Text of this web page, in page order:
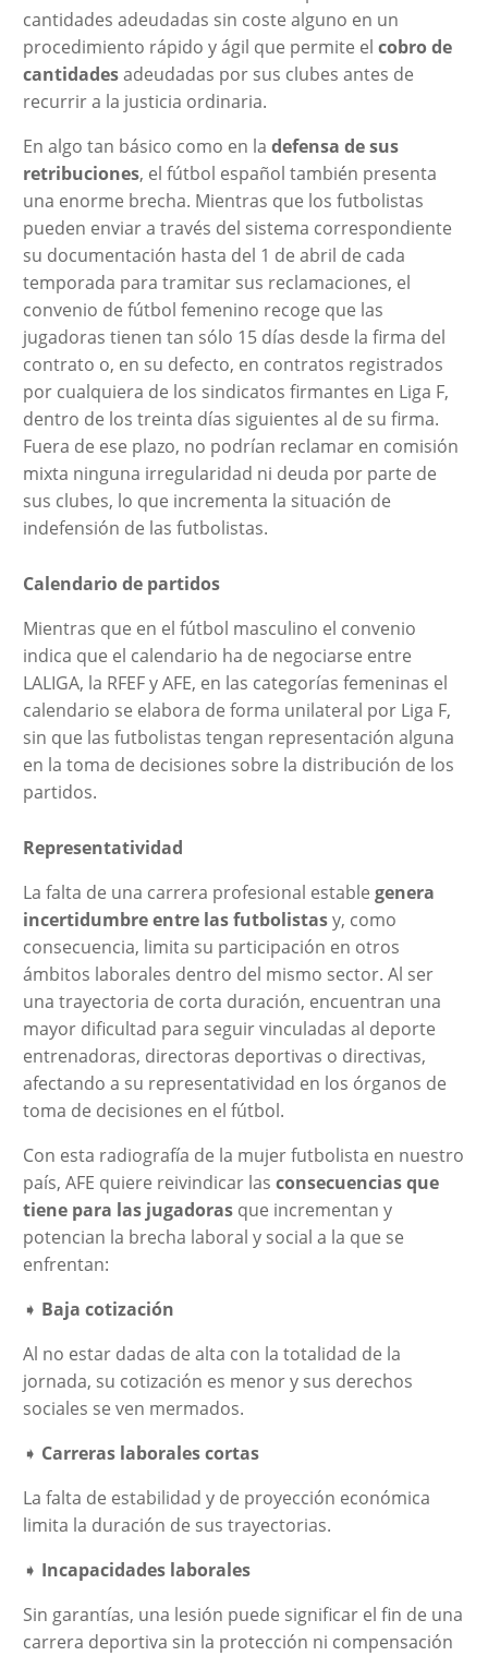
cantidades adeudadas sin coste alguno en un
procedimiento rápido y ágil que permite el cobro de
cantidadesadeudadas por sus clubes antes de
recurrir a la justicia ordinaria.
En algo tan básico como en la defensa de sus
retribuciones, el fútbol español también presenta
una enorme brecha. Mientras que los futbolistas
pueden enviar a través del sistema correspondiente
su documentación hasta del 1 de abril de cada
temporada para tramitar sus reclamaciones, el
convenio de fútbol femenino recoge que las
jugadoras tienen tan sólo 15 días desde la firma del
contrato o, en su defecto, en contratos registrados
por cualquiera de los sindicatos firmantes en Liga F,
dentro de los treinta días siguientes al de su firma.
Fuera de ese plazo, no podrían reclamar en comisión
mixta ninguna irregularidad ni deuda por parte de
sus clubes, lo que incrementa la situación de
indefensión de las futbolistas.
Calendario de partidos
Mientras que en el fútbol masculino el convenio
indica que el calendario ha de negociarse entre
LALIGA, la RFEF y AFE, en las categorías femeninas el
calendario se elabora de forma unilateral por Liga F,
sin que las futbolistas tengan representación alguna
en la toma de decisiones sobre la distribución de los
partidos.
Representatividad
La falta de una carrera profesional estable genera
incertidumbreentre las futbolistasy, como
consecuencia, limita su participación en otros
ámbitos laborales dentro del mismo sector. Al ser
una trayectoria de corta duración, encuentran una
mayor dificultad para seguir vinculadas al deporte
entrenadoras, directoras deportivas o directivas,
afectando a su representatividad en los órganos de
toma de decisiones en el fútbol.
Con esta radiografía de la mujer futbolista en nuestro
país, AFE quiere reivindicar las consecuencias que
tiene para las jugadoras que incrementan y
potencian la brecha laboral y social a la que se
enfrentan:
➧ Baja cotización
Al no estar dadas de alta con la totalidad de la
jornada, su cotización es menor y sus derechos
sociales se ven mermados.
➧ Carreras laborales cortas
La falta de estabilidad y de proyección económica
limita la duración de sus trayectorias.
➧ Incapacidades laborales
Sin garantías, una lesión puede significar el fin de una
carrera deportiva sin la protección ni compensación